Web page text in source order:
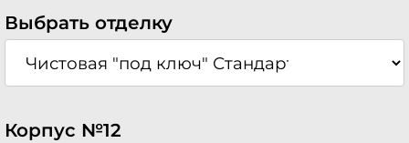
Выбрать отделку
Корпус №12